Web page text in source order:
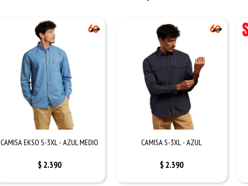
CAMISA EKSO S-3XL - AZUL MEDIO
$ 2.390
CAMISA S-3XL - AZUL
$ 2.390